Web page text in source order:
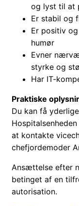
og lyst til at
Er stabil og
Er positiv
humør
Evner
styrke og
Har IT-
Praktiske
Du kan få
at kontakte
chefjordemoder
Ansættelse efter
betinget af en
autorisation.